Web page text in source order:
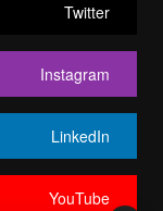
Twitter
Instagram
LinkedIn
YouTube